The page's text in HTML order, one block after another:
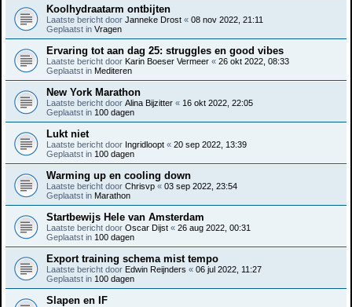
Koolhydraatarm ontbijten
Laatste bericht door Janneke Drost « 08 nov 2022, 21:11
Geplaatst in Vragen
Ervaring tot aan dag 25: struggles en good vibes
Laatste bericht door Karin Boeser Vermeer « 26 okt 2022, 08:33
Geplaatst in Mediteren
New York Marathon
Laatste bericht door Alina Bijzitter « 16 okt 2022, 22:05
Geplaatst in 100 dagen
Lukt niet
Laatste bericht door Ingridloopt « 20 sep 2022, 13:39
Geplaatst in 100 dagen
Warming up en cooling down
Laatste bericht door Chrisvp « 03 sep 2022, 23:54
Geplaatst in Marathon
Startbewijs Hele van Amsterdam
Laatste bericht door Oscar Dijst « 26 aug 2022, 00:31
Geplaatst in 100 dagen
Export training schema mist tempo
Laatste bericht door Edwin Reijnders « 06 jul 2022, 11:27
Geplaatst in 100 dagen
Slapen en IF